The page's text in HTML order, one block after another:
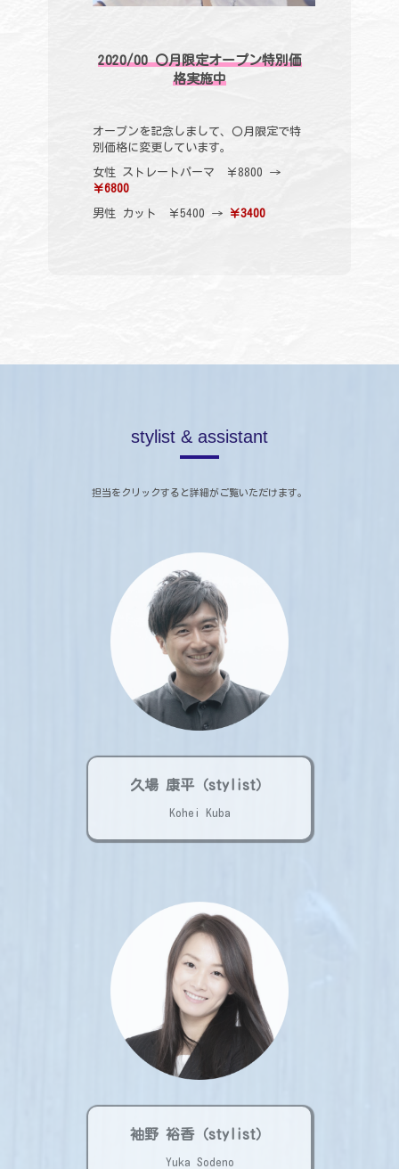
2020/00 〇月限定オープン特別価
格実施中
オープンを記念しまして、〇月限定で特
別価格に変更しています。
女性 ストレートパーマ ￥8800 →
￥6800
男性 カット ￥5400 → ￥3400
stylist & assistant
担当をクリックすると詳細がご覧いただけます。
久場 康平（stylist）
Kohei Kuba
袖野 裕香（stylist）
Yuka Sodeno